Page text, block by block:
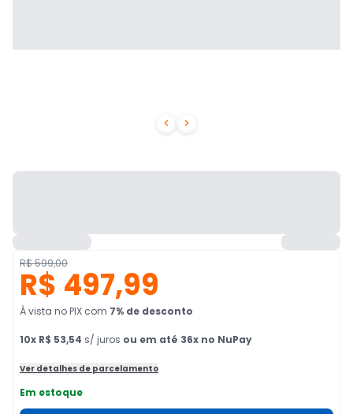
 
R$ 599,00
R$ 497,99
À vista no PIX com 7% de desconto
10x R$ 53,54 s/ juros ou em até 36x no NuPay
Ver detalhes de parcelamento
Em estoque